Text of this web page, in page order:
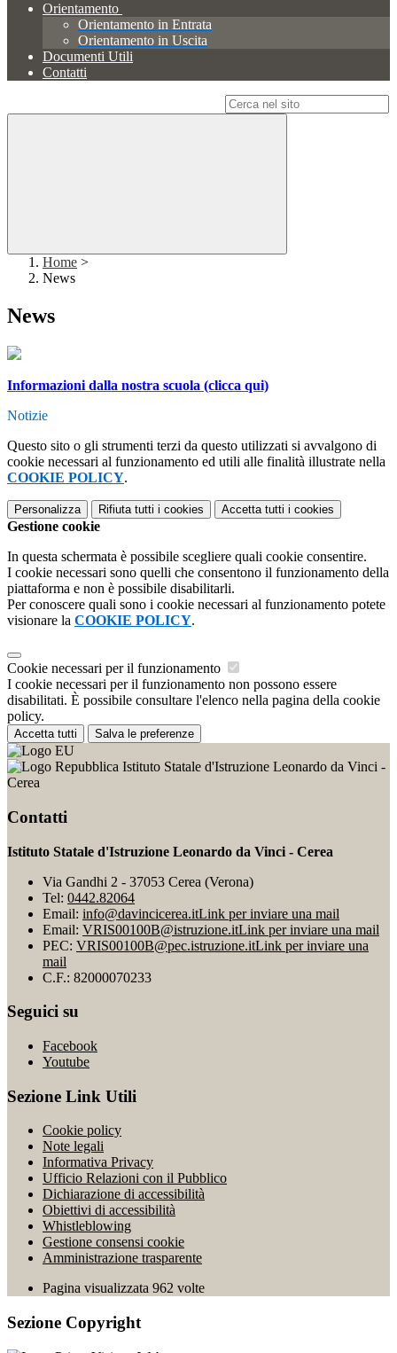
Orientamento
Orientamento in Entrata
Orientamento in Uscita
Documenti Utili
Contatti
Home >
News
News
Informazioni dalla nostra scuola (clicca qui)
Notizie
Questo sito o gli strumenti terzi da questo utilizzati si avvalgono di
cookie necessari al funzionamento ed utili alle finalità illustrate nella
COOKIE POLICY.
Personalizza Rifiuta tutti i cookies Accetta tutti i cookies
Gestione cookie
In questa schermata è possibile scegliere quali cookie consentire.
I cookie necessari sono quelli che consentono il funzionamento della
piattaforma e non è possibile disabilitarli.
Per conoscere quali sono i cookie necessari al funzionamento potete
visionare la COOKIE POLICY.
Cookie necessari per il funzionamento
I cookie necessari per il funzionamento non possono essere
disabilitati. È possibile consultare l'elenco nella pagina della cookie
policy.
Accetta tutti Salva le preferenze
Istituto Statale d'Istruzione Leonardo da Vinci -
Cerea
Contatti
Istituto Statale d'Istruzione Leonardo da Vinci - Cerea
Via Gandhi 2 - 37053 Cerea (Verona)
Tel: 0442.82064
Email: info@davincicerea.itLink per inviare una mail
Email: VRIS00100B@istruzione.itLink per inviare una mail
PEC: VRIS00100B@pec.istruzione.itLink per inviare una
mail
C.F.: 82000070233
Seguici su
Facebook
Youtube
Sezione Link Utili
Cookie policy
Note legali
Informativa Privacy
Ufficio Relazioni con il Pubblico
Dichiarazione di accessibilità
Obiettivi di accessibilità
Whistleblowing
Gestione consensi cookie
Amministrazione trasparente
Pagina visualizzata 962 volte
Sezione Copyright